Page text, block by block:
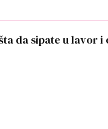
da sipate u lavor